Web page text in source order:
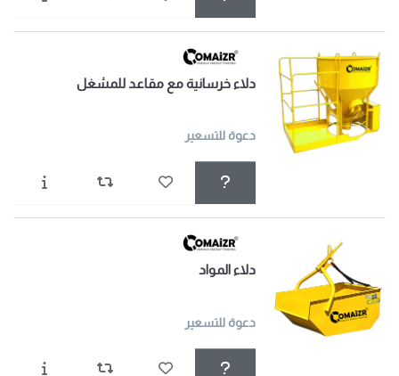
دلاء خرسانية مع مقاعد للمشغل
دعوة للتسعير
دلاء المواد
دعوة للتسعير